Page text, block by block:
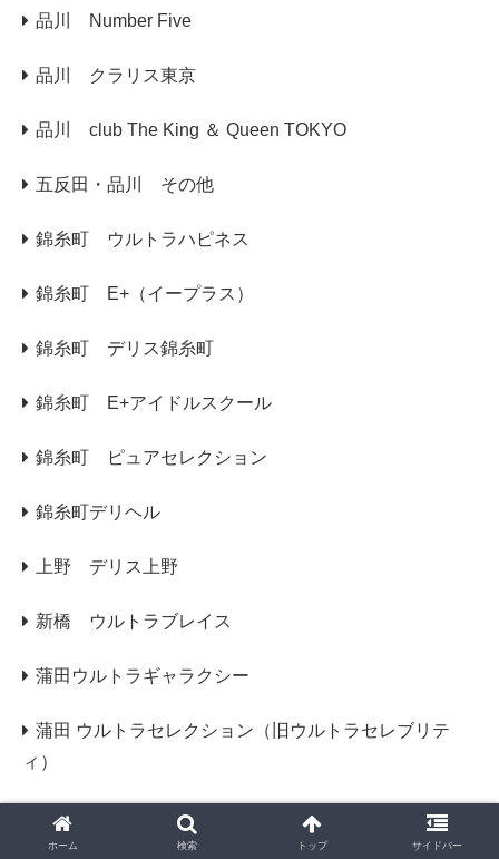
品川 Number Five
品川 クラリス東京
品川 club The King ＆ Queen TOKYO
五反田・品川 その他
錦糸町 ウルトラハピネス
錦糸町 E+（イープラス）
錦糸町 デリス錦糸町
錦糸町 E+アイドルスクール
錦糸町 ピュアセレクション
錦糸町デリヘル
上野 デリス上野
新橋 ウルトラブレイス
蒲田ウルトラギャラクシー
蒲田 ウルトラセレクション（旧ウルトラセレブリテ
ィ）
横浜
ホーム 検索 トップ サイドバー